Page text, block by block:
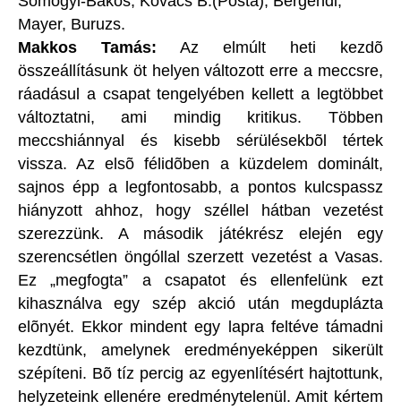
Mayer, Buruzs.
Makkos Tamás: Az elmúlt heti kezdõ
összeállításunk öt helyen változott erre a meccsre,
ráadásul a csapat tengelyében kellett a legtöbbet
változtatni, ami mindig kritikus. Többen
meccshiánnyal és kisebb sérülésekbõl tértek
vissza. Az elsõ félidõben a küzdelem dominált,
sajnos épp a legfontosabb, a pontos kulcspassz
hiányzott ahhoz, hogy széllel hátban vezetést
szerezzünk. A második játékrész elején egy
szerencsétlen öngóllal szerzett vezetést a Vasas.
Ez „megfogta” a csapatot és ellenfelünk ezt
kihasználva egy szép akció után megduplázta
elõnyét. Ekkor mindent egy lapra feltéve támadni
kezdtünk, amelynek eredményeképpen sikerült
szépíteni. Bõ tíz percig az egyenlítésért hajtottunk,
helyzeteink ellenére eredménytelenül. Amit kértem